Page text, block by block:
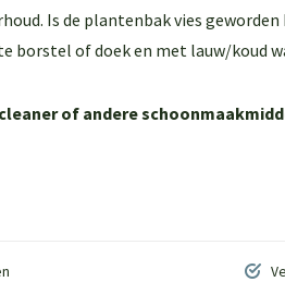
Is de plantenbak vies geworden
borstel of doek en met lauw/koud
of andere